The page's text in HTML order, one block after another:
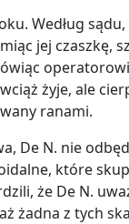
Według
jej czaszkę,
żyje, ale
ranami.
De N. nie
które
że De N.
żadna z tych